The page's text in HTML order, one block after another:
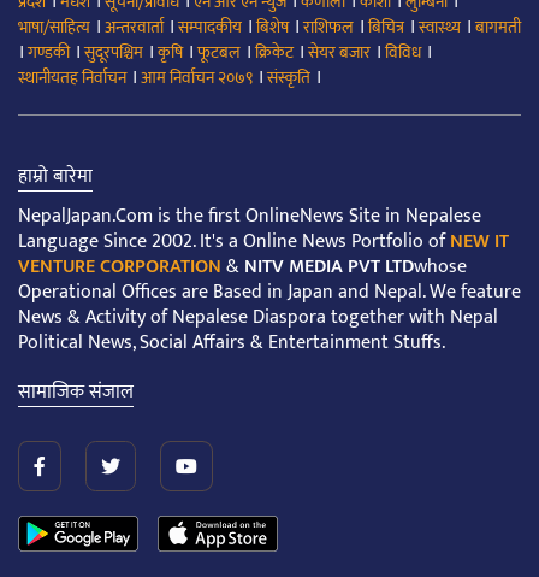
भाषा/साहित्य ।अन्तरवार्ता।सम्पादकीय ।बिशेष।राशिफल ।बिचित्र।स्वास्थ्य ।बागमती
।गण्डकी।सुदूरपश्चिम ।कृषि।फूटबल ।क्रिकेट।सेयर बजार ।विविध।
स्थानीयतह निर्वाचन।आम निर्वाचन २०७९ ।संस्कृति ।
हाम्रो बारेमा
NepalJapan.Com is the first OnlineNews Site in Nepalese
Language Since 2002. It's a Online News Portfolio ofNEW IT
VENTURE CORPORATION&NITV MEDIA PVT LTDwhose
Operational Offices are Based in Japan and Nepal. We feature
News & Activity of Nepalese Diaspora together with Nepal
Political News, Social Affairs & Entertainment Stuffs.
सामाजिक संजाल